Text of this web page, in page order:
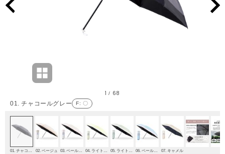
01. チャコールグレー F: 〇
1 / 68
02. ベージュ 07. キャメル